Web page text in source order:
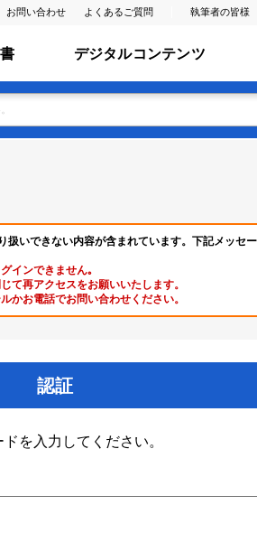
お問い合わせ よくあるご質問 執筆者の皆様
デジタルコンテンツ
いできない内容が含まれています。下記メッセ
インできません｡
て再アクセスをお願いいたします。
かお電話でお問い合わせください。
認証
を入力してください。